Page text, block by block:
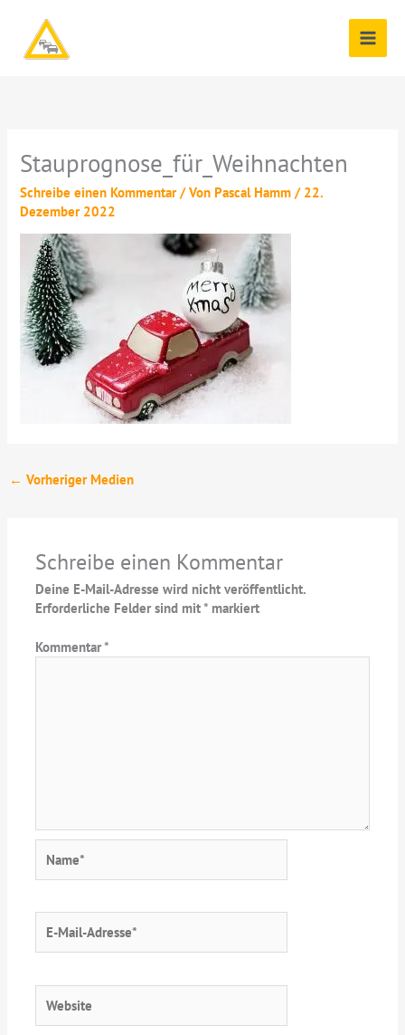
springen
Stauprognose_für_Weihnachten
Schreibe einen Kommentar / VonPascal Hamm/ 22.
Dezember 2022
← Vorheriger Medien
Schreibe einen Kommentar
Deine E-Mail-Adresse wird nicht veröffentlicht.
Erforderliche Felder sind mit* markiert
Kommentar*
Mail-